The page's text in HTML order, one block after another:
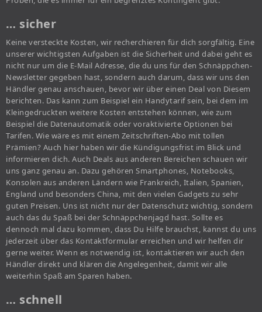
… sicher
Keine versteckte Kosten, wir recherchieren für dich sorgfältig. Eine
unserer wichtigsten Aufgaben ist die Sicherheit und dabei geht es
nicht nur um die E-Mail Adresse, die du uns für den Schnäppchen-
Newsletter gegeben hast, sondern auch darum, dass wir uns den
Händler genau anschauen, bevor wir über einen Deal von Diesem
berichten. Das kann zum Beispiel ein Handytarif sein, bei dem im
Kleingedruckten weitere Kosten entstehen können, wie zum
Beispiel die Datenautomatik oder voraktivierte Optionen bei
Tarifen. Wie wäre es mit einem Zeitschriften-Abo mit tollen
Prämien? Auch hier haben wir die Kündigungsfrist im Blick und
informieren dich. Auch Deals aus anderen Bereichen schauen wir
uns ganz genau an. Dazu gehören Smartphones, Notebooks,
Konsolen aus anderen Ländern wie Frankreich, Italien, Spanien,
England und besonders China, mit den vielen Gadgets zu sehr
guten Preisen. Uns ist nicht nur der Datenschutz wichtig, sondern
auch das du Spaß bei der Schnäppchenjagd hast. Sollte es
dennoch mal dazu kommen, dass Du Hilfe brauchst, kannst du uns
jederzeit über das Kontaktformular erreichen und wir helfen dir
gerne weiter. Wenn es notwendig ist, kontaktieren wir auch den
Händler direkt und klären die Angelegenheit, damit wir alle
weiterhin Spaß am Sparen haben.
… schnell